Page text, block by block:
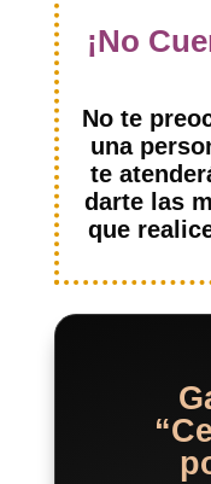
¡No
No te
una
te
darte las
que